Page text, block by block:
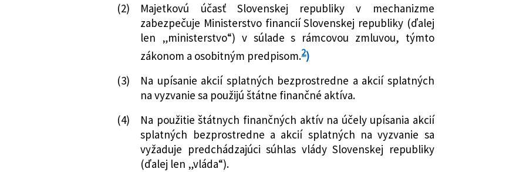
(2)
Majetkovú účasť Slovenskej republiky v mechanizme
zabezpečuje Ministerstvo financií Slovenskej republiky (ďalej
len „ministerstvo“) v súlade s rámcovou zmluvou, týmto
zákonom a osobitným predpisom.2)
(3)
Na upísanie akcií splatných bezprostredne a akcií splatných
na vyzvanie sa použijú štátne finančné aktíva.
(4)
Na použitie štátnych finančných aktív na účely upísania akcií
splatných bezprostredne a akcií splatných na vyzvanie sa
vyžaduje predchádzajúci súhlas vlády Slovenskej republiky
(ďalej len „vláda“).